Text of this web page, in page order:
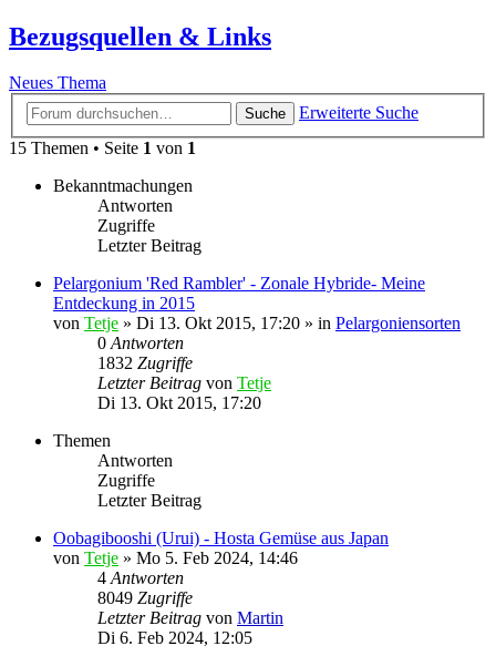
Bezugsquellen & Links
Neues Thema
Suche
Erweiterte Suche
15 Themen • Seite 1 von 1
Bekanntmachungen
Antworten
Zugriffe
Letzter Beitrag
Pelargonium 'Red Rambler' - Zonale Hybride- Meine
Entdeckung in 2015
von Tetje » Di 13. Okt 2015, 17:20 » in Pelargoniensorten
0 Antworten
1832 Zugriffe
Letzter Beitrag von Tetje
Di 13. Okt 2015, 17:20
Themen
Antworten
Zugriffe
Letzter Beitrag
Oobagibooshi (Urui) - Hosta Gemüse aus Japan
von Tetje » Mo 5. Feb 2024, 14:46
4 Antworten
8049 Zugriffe
Letzter Beitrag von Martin
Di 6. Feb 2024, 12:05